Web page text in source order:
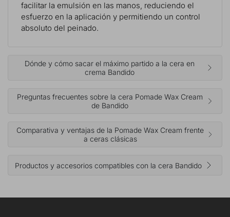
facilitar la emulsión en las manos, reduciendo el
esfuerzo en la aplicación y permitiendo un control
absoluto del peinado.
Dónde y cómo sacar el máximo partido a la cera en
crema Bandido
Preguntas frecuentes sobre la cera Pomade Wax Cream
de Bandido
Comparativa y ventajas de la Pomade Wax Cream frente
a ceras clásicas
Productos y accesorios compatibles con la cera Bandido